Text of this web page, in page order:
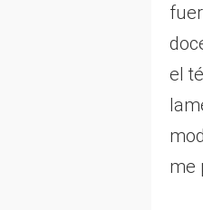
el
me